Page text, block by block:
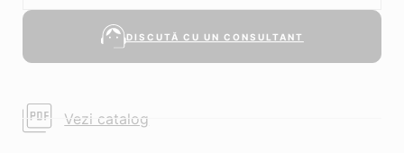
DISCUTĂ CU UN CONSULTANT
Vezi catalog